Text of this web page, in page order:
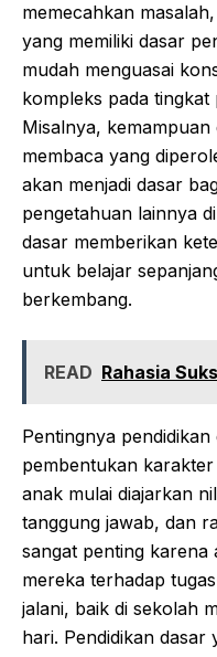
memecahkan
yang memiliki dasar
mudah menguasai
kompleks pada tingkat
Misalnya,
membaca yang
akan menjadi dasar
pengetahuan lainnya
dasar memberikan
untuk belajar
berkembang.
READ Rahasia
Pentingnya
pembentukan
anak mulai diajarkan
tanggung jawab, dan
sangat penting karena
mereka terhadap
jalani, baik di sekolah
hari. Pendidikan dasar